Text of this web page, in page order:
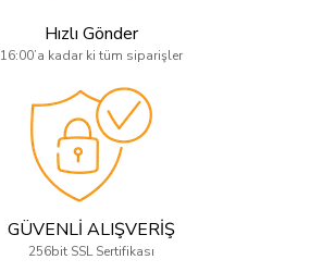
Hızlı Gönder
16:00’a kadar ki tüm siparişler
GÜVENLİ ALIŞVERİŞ
256bit SSL Sertifikası